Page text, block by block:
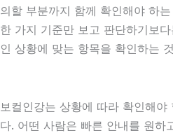
의할 부분까지 함께 확인해야 하
한 가지 기준만 보고 판단하기보
인 상황에 맞는 항목을 확인하는
보컬인강는 상황에 따라 확인해
다. 어떤 사람은 빠른 안내를 원하